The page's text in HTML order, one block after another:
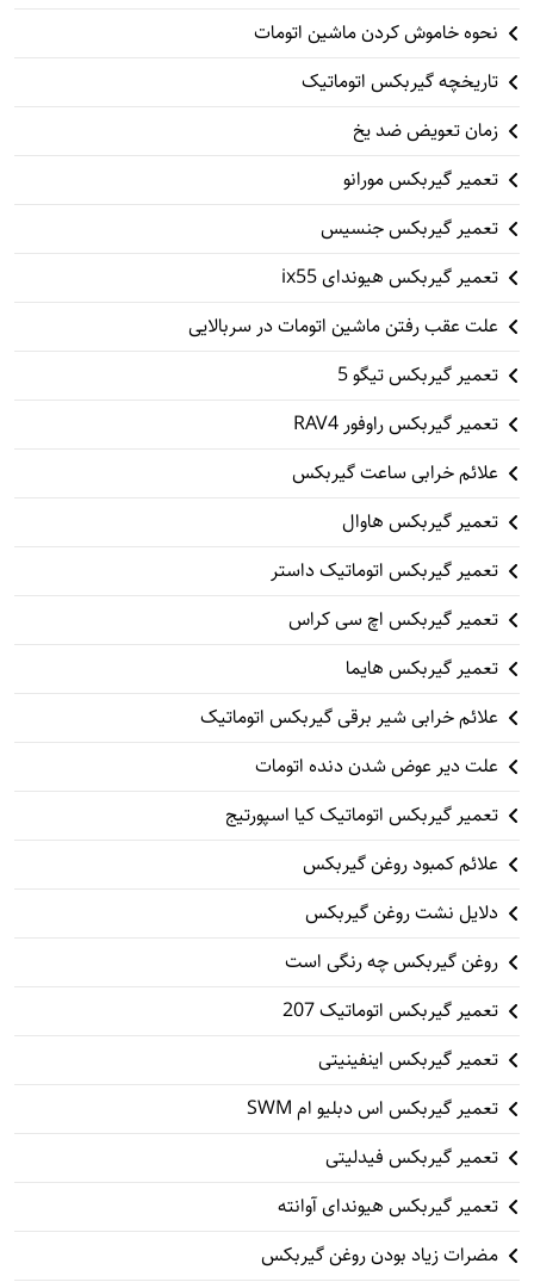
نحوه خاموش کردن ماشین اتومات
تاریخچه گیربکس اتوماتیک
زمان تعویض ضد یخ
تعمیر گیربکس مورانو
تعمیر گیربکس جنسیس
تعمیر گیربکس هیوندای ix55
علت عقب رفتن ماشین اتومات در سربالایی
تعمیر گیربکس تیگو 5
تعمیر گیربکس راوفور RAV4
علائم خرابی ساعت گیربکس
تعمیر گیربکس هاوال
تعمیر گیربکس اتوماتیک داستر
تعمیر گیربکس اچ سی کراس
تعمیر گیربکس هایما
علائم خرابی شیر برقی گیربکس اتوماتیک
علت دیر عوض شدن دنده اتومات
تعمیر گیربکس اتوماتیک کیا اسپورتیج
علائم کمبود روغن گیربکس
دلایل نشت روغن گیربکس
روغن گیربکس چه رنگی است
تعمیر گیربکس اتوماتیک 207
تعمیر گیربکس اینفینیتی
تعمیر گیربکس اس دبلیو ام SWM
تعمیر گیربکس فیدلیتی
تعمیر گیربکس هیوندای آوانته
مضرات زیاد بودن روغن گیربکس